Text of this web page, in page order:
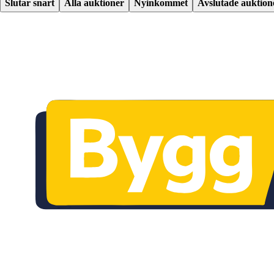
Slutar snart Alla auktioner Nyinkommet Avslutade